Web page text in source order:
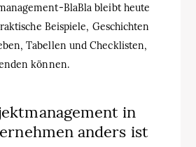
BlaBla bleibt heute
Beispiele, Geschichten
Tabellen und Checklisten,
können.
in
anders ist